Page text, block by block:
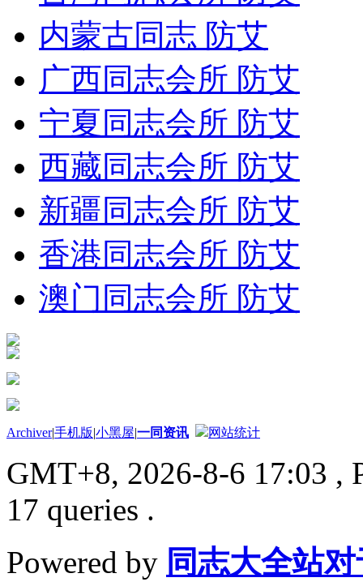
内蒙古同志 防艾
广西同志会所 防艾
宁夏同志会所 防艾
西藏同志会所 防艾
新疆同志会所 防艾
香港同志会所 防艾
澳门同志会所 防艾
Archiver|手机版|小黑屋|一同资讯 网站统计
GMT+8, 2026-8-6 17:03 ,
17 queries .
Powered by 同志大全站